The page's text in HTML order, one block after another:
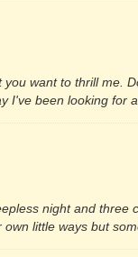
want to thrill me.
I've been looking for
night and
little ways but